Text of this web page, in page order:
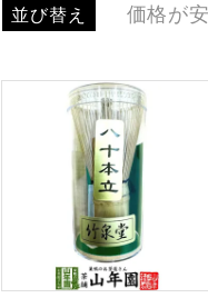
並び替え 価格が